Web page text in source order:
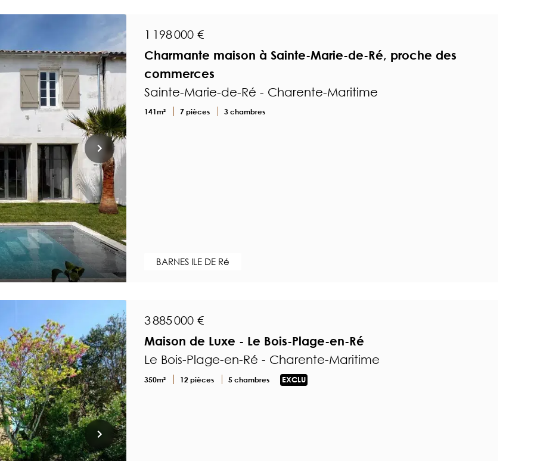
1 198 000 €
Charmante maison à Sainte-Marie-de-Ré, proche des
commerces
Sainte-Marie-de-Ré - Charente-Maritime
141m² 7 pièces 3 chambres
BARNES ILE DE Ré
3 885 000 €
Maison de Luxe - Le Bois-Plage-en-Ré
Le Bois-Plage-en-Ré - Charente-Maritime
350m² 12 pièces 5 chambres EXCLU